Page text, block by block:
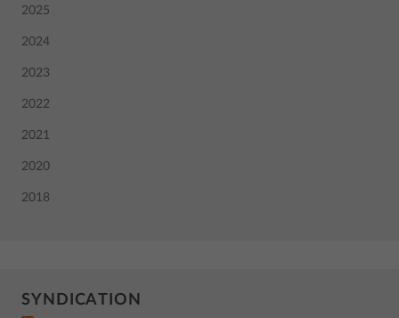
2025
2024
2023
2022
2021
2020
2018
SYNDICATION